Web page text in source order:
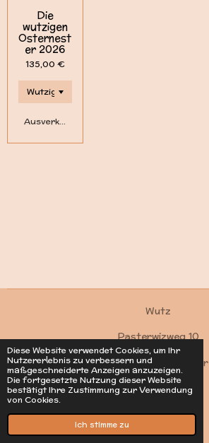
Diese Website verwendet Cookies, um Ihr
Nutzererlebnis zu verbessern und
maßgeschneiderte Anzeigen anzuzeigen.
Die fortgesetzte Nutzung dieser Website
bestätigt Ihre Zustimmung zur Verwendung
von Cookies.
Ich stimme zu
Die
wutzigen
Osternest
er 2026
135,00 €
Ausverkauft
Wutz
Pasterwizweg 10
4550 Kremsmünster
Kontakt
© 2022 - 2026 Wutz
Mit Unterstützung vonWebador